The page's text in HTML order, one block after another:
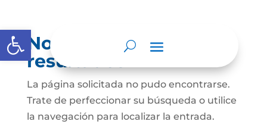
Abrir barra de herramientas
No se encontraron
resultados
La página solicitada no pudo encontrarse.
Trate de perfeccionar su búsqueda o utilice
la navegación para localizar la entrada.